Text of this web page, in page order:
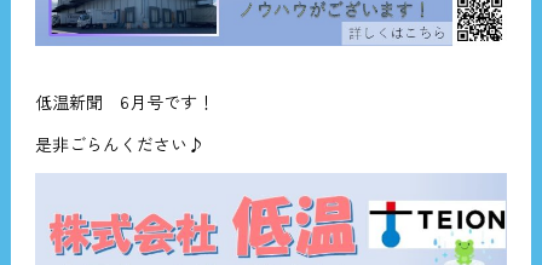
低温新聞 6月号です！
是非ごらんください♪